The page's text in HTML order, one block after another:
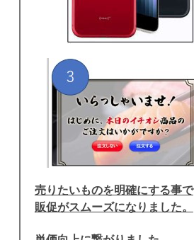
売りたいものを明確にする事で
販促がスムーズになりました。